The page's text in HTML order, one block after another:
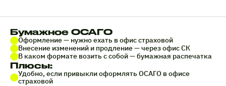
Бумажное ОСАГО
Оформление — нужно ехать в офис страховой
Внесение изменений и продление — через офис СК
В каком формате возить с собой — бумажная распечатка
Плюсы:
Удобно, если привыкли оформлять ОСАГО в офисе
страховой